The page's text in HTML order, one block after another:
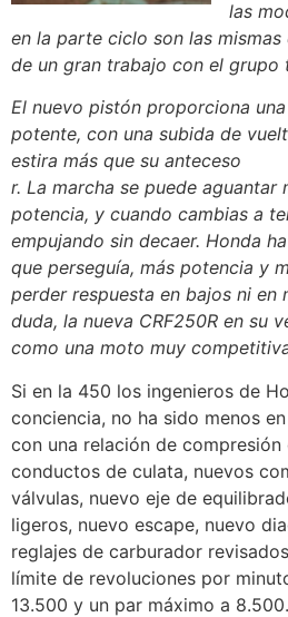
las
en la parte ciclo son las
de un gran trabajo con el grupo
El nuevo pistón proporciona
potente, con una subida de
estira más que su anteceso
r. La marcha se puede aguantar
potencia, y cuando cambias a
empujando sin decaer. Honda
que perseguía, más potencia y
perder respuesta en bajos ni en
duda, la nueva CRF250R en su
como una moto muy
Si en la 450 los ingenieros de
conciencia, no ha sido menos
con una relación de compresión
conductos de culata, nuevos
válvulas, nuevo eje de
ligeros, nuevo escape, nuevo
reglajes de carburador
límite de revoluciones por
13.500 y un par máximo a